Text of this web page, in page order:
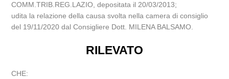
COMM.TRIB.REG.LAZIO, depositata il 20/03/2013;
udita la relazione della causa svolta nella camera di consiglio
del 19/11/2020 dal Consigliere Dott. MILENA BALSAMO.
RILEVATO
CHE: